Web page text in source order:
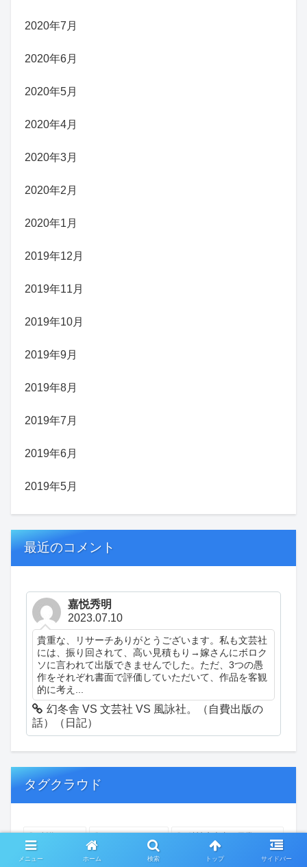
2020年7月
2020年6月
2020年5月
2020年4月
2020年3月
2020年2月
2020年1月
2019年12月
2019年11月
2019年10月
2019年9月
2019年8月
2019年7月
2019年6月
2019年5月
最近のコメント
嘉悦秀明
2023.07.10
貴重な、リサーチありがとうございます。私も文芸社
には、振り回されて、高い見積もり→嫁さんにボロク
ソに言われて出版できませんでした。ただ、3つの愚
作をそれぞれ書面で評価していただいて、作品を客観
的に考え...
幻冬舎 VS 文芸社 VS 風詠社。（自費出版の
話）（日記）
タグクラウド
創作 おぎゃあ 精神病患者の日常
ちょっと頭冷やそうか 一回休み ついカッとなった
メニュー ホーム 検索 トップ サイドバー